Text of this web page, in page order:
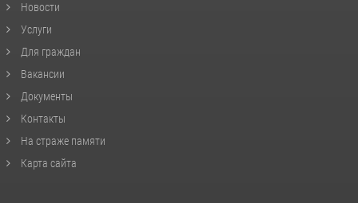
Новости
Услуги
Для граждан
Вакансии
Документы
Контакты
На страже памяти
Карта сайта